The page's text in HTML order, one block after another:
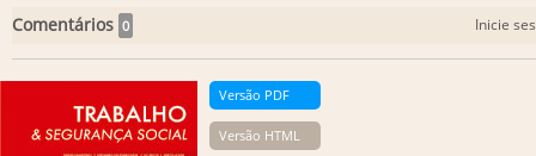
Comentários 0 Inicie
Versão PDF
Versão HTML